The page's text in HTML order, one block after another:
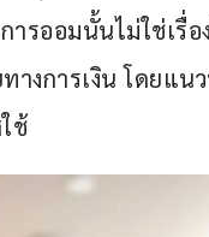
รออมนั้นไม่ใช่เรื่
างการเงิน โดยแ
ช้